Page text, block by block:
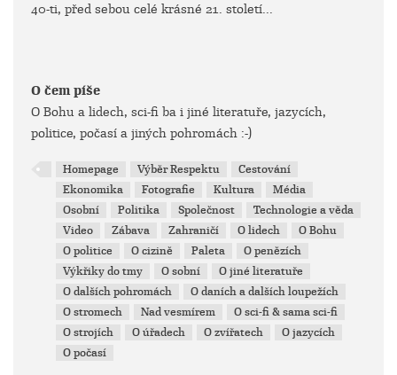
40-ti, před sebou celé krásné 21. století...
O čem píše
O Bohu a lidech, sci-fi ba i jiné literatuře, jazycích,
politice, počasí a jiných pohromách :-)
Homepage Výběr Respektu
Cestování
Ekonomika
Fotografie Kultura
Média
Osobní
Politika Společnost
Technologie a věda
Video
Zábava Zahraničí O lidech
O Bohu
O politice
O cizině Paleta
O penězích
Výkřiky do tmy
O sobní
O jiné literatuře
O dalších pohromách
O daních a dalších loupežích
O stromech
Nad vesmírem
O sci-fi & sama sci-fi
O strojích
O úřadech O zvířatech
O jazycích
O počasí